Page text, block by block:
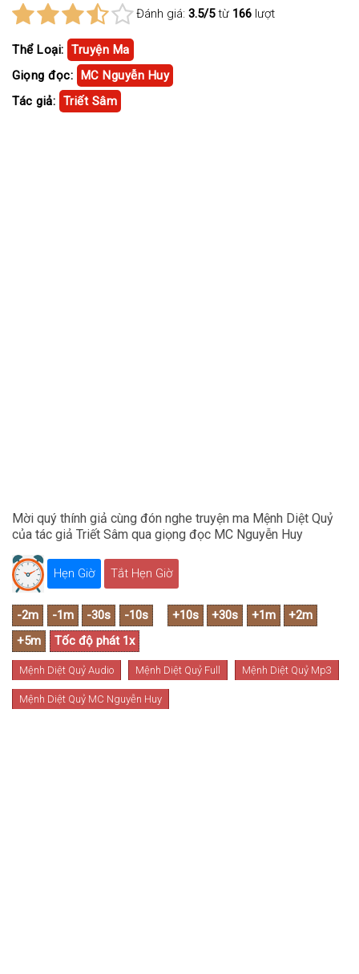
Đánh giá: 3.5/5từ 166 lượt
Thể Loại: Truyện Ma
Giọng đọc: MC Nguyễn Huy
Tác giả: Triết Sâm
Mời quý thính giả cùng đón nghe truyện ma Mệnh Diệt Quỷ
của tác giả Triết Sâm qua giọng đọc MC Nguyễn Huy
Hẹn Giờ Tắt Hẹn Giờ
Mệnh Diệt Quỷ Audio Mệnh Diệt Quỷ Full Mệnh Diệt Quỷ Mp3
Mệnh Diệt Quỷ MC Nguyễn Huy